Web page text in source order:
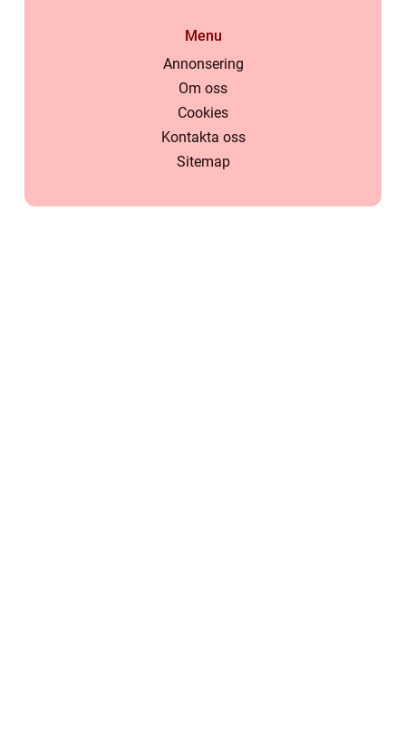
Menu
Annonsering
Om oss
Cookies
Kontakta oss
Sitemap